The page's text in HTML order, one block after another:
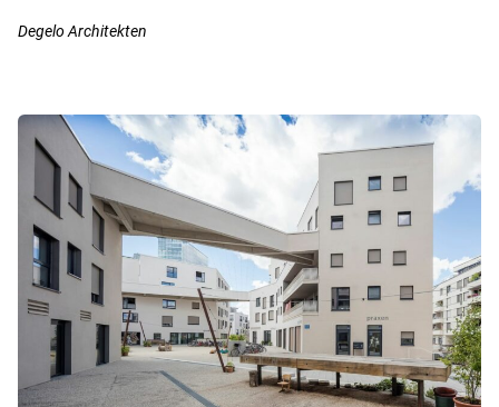
Degelo Architekten